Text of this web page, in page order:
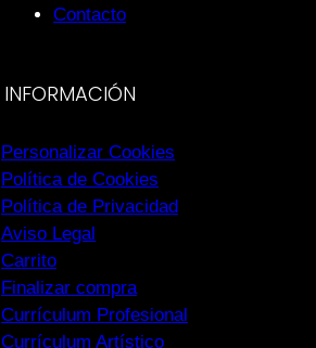
Contacto
INFORMACIÓN
Personalizar Cookies
Política de Cookies
Política de Privacidad
Aviso Legal
Carrito
Finalizar compra
Currículum Profesional
Currículum Artístico